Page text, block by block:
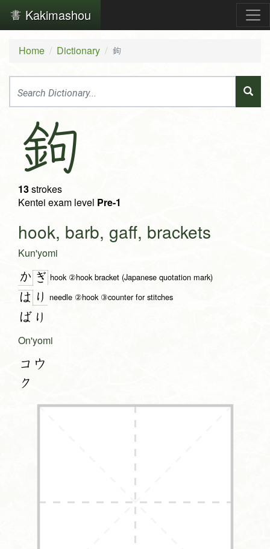
Kakimashou
Home Dictionary 鉤
鉤
13strokes
Kentei exam level Pre-1
hook, barb, gaff, brackets
Kun'yomi
か ぎ hook ②hook bracket (Japanese quotation mark)
は り needle ②hook ③counter for stitches
ばり
On'yomi
コウ
ク